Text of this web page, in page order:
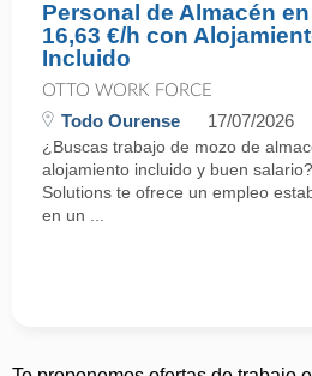
Personal de Almacén en
16,63 €/h con
Incluido
OTTO WORK FORCE
Todo Ourense 17/07/2026
¿Buscas trabajo de mozo de
alojamiento incluido y buen
Solutions te ofrece un empleo
en un ...